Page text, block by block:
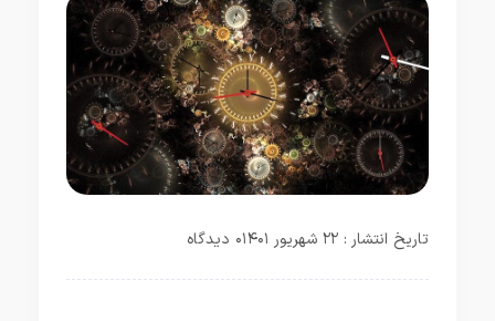
تاریخ انتشار : ۲۲ شهریور ۱۴۰۱ ۰ دیدگاه